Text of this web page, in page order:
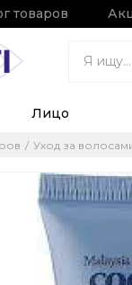
товаров
Лицо
Уход за